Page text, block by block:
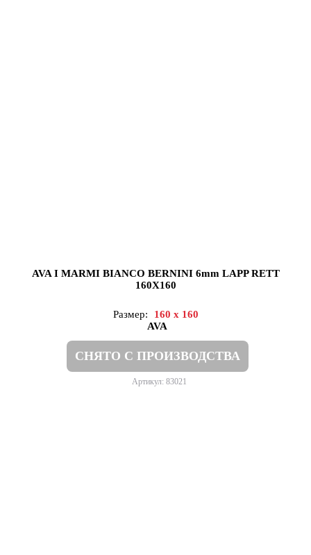
AVA I MARMI BIANCO BERNINI 6mm LAPP RETT
160X160
Размер:
160 x 160
AVA
СНЯТО С ПРОИЗВОДСТВА
Артикул: 83021